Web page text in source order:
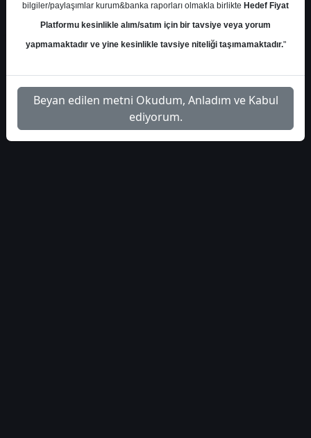
bilgiler/paylaşımlar kurum&banka raporları olmakla birlikte Hedef Fiyat
Platformu kesinlikle alım/satım için bir tavsiye veya yorum
yapmamaktadır ve yine kesinlikle tavsiye niteliği taşımamaktadır."
Beyan edilen metni Okudum, Anladım ve Kabul
ediyorum.